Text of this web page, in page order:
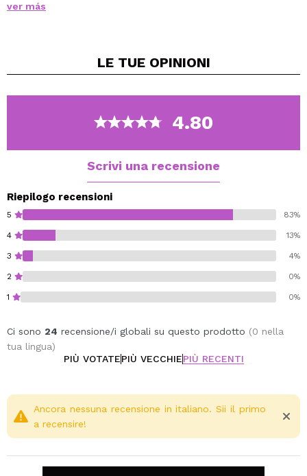
corregge imperfezioni, macchie e occhiaie con un
formula waterproof assicura un trucco a lunga tenuta
Nuovo packaging ecologico: più quantità e meno
Gluten free.
Oil free.
ver más
LE TUE OPINIONI
4.80
Scrivi una recensione
Riepilogo recensioni
5 83%
4 13%
3 4%
2 0%
1 0%
Ci sono 24 recensione/i globali su questo prodotto (0 nella
tua lingua)
PIÙ VOTATEPIÙ VECCHIEPIÙ RECENTI
Ancora nessuna recensione in italiano. Sii il primo
a recensire!